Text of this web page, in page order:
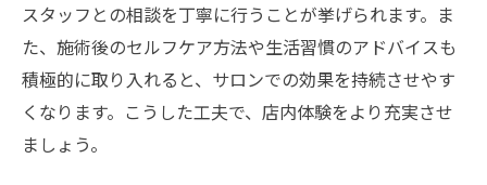
スタッフとの相談を丁寧に行うことが挙げられます。ま
た、施術後のセルフケア方法や生活習慣のアドバイスも
積極的に取り入れると、サロンでの効果を持続させやす
くなります。こうした工夫で、店内体験をより充実させ
ましょう。